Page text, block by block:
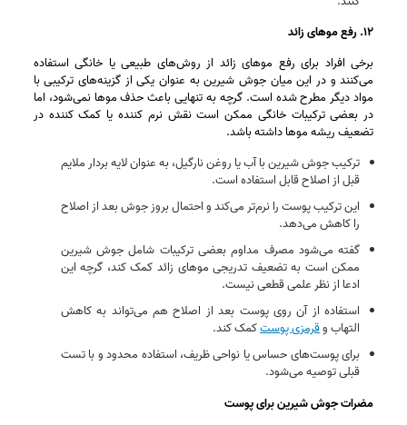
۱۲. رفع موهای زائد
برخی افراد برای رفع موهای زائد از روش‌های طبیعی یا خانگی استفاده
می‌کنند و در این میان جوش شیرین به‌ عنوان یکی از گزینه‌های ترکیبی با
مواد دیگر مطرح شده است. گرچه به‌ تنهایی باعث حذف موها نمی‌شود، اما
در بعضی ترکیبات خانگی ممکن است نقش نرم‌ کننده یا کمک‌ کننده در
تضعیف ریشه موها داشته باشد.
ترکیب جوش شیرین با آب یا روغن نارگیل، به‌ عنوان لایه‌ بردار ملایم
قبل از اصلاح قابل استفاده است.
این ترکیب پوست را نرم‌تر می‌کند و احتمال بروز جوش بعد از اصلاح
را کاهش می‌دهد.
گفته می‌شود مصرف مداوم بعضی ترکیبات شامل جوش شیرین
ممکن است به تضعیف تدریجی موهای زائد کمک کند، گرچه این
ادعا از نظر علمی قطعی نیست.
استفاده از آن روی پوست بعد از اصلاح هم می‌تواند به کاهش
التهاب وقرمزی پوستکمک کند.
برای پوست‌های حساس یا نواحی ظریف، استفاده محدود و با تست
قبلی توصیه می‌شود.
مضرات جوش شیرین برای پوست